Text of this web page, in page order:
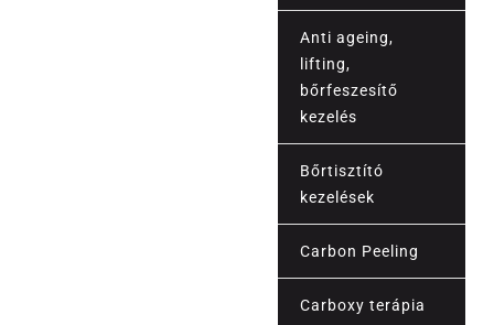
Anti ageing,
lifting,
bőrfeszesítő
kezelés
Bőrtisztító
kezelések
Carbon Peeling
Carboxy terápia